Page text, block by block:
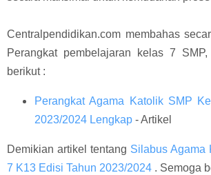
Centralpendidikan.com membahas
Perangkat pembelajaran kelas 7
berikut :
Perangkat Agama Katolik SMP
2023/2024 Lengkap - Artikel
Demikian artikel tentang Silabus Agama
7 K13 Edisi Tahun 2023/2024 . Semoga